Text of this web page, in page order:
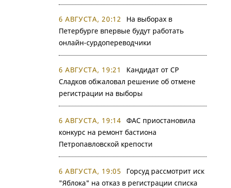
6 АВГУСТА, 20:12
На выборах в
Петербурге впервые будут работать
онлайн-сурдопереводчики
6 АВГУСТА, 19:21
Кандидат от СР
Сладков обжаловал решение об отмене
регистрации на выборы
6 АВГУСТА, 19:14 ФАС приостановила
конкурс на ремонт бастиона
Петропавловской крепости
6 АВГУСТА, 19:05
Горсуд рассмотрит иск
"Яблока" на отказ в регистрации списка